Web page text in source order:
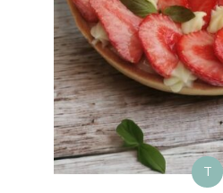
T